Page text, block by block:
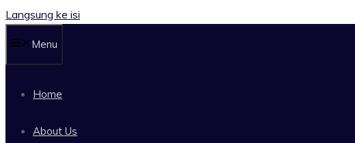
Langsung ke isi
Menu
Home
About Us